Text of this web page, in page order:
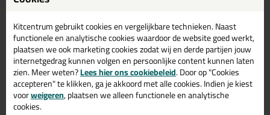
Gerelateerde producten
Kitcentrum gebruikt cookies en vergelijkbare technieken. Naast
functionele en analytische cookies waardoor de website goed werkt,
plaatsen we ook marketing cookies zodat wij en derde partijen jouw
internetgedrag kunnen volgen en persoonlijke content kunnen laten
zien. Meer weten?Lees hier ons cookiebeleid. Door op "Cookies
accepteren" te klikken, ga je akkoord met alle cookies. Indien je kiest
voorweigeren, plaatsen we alleen functionele en analytische
cookies.